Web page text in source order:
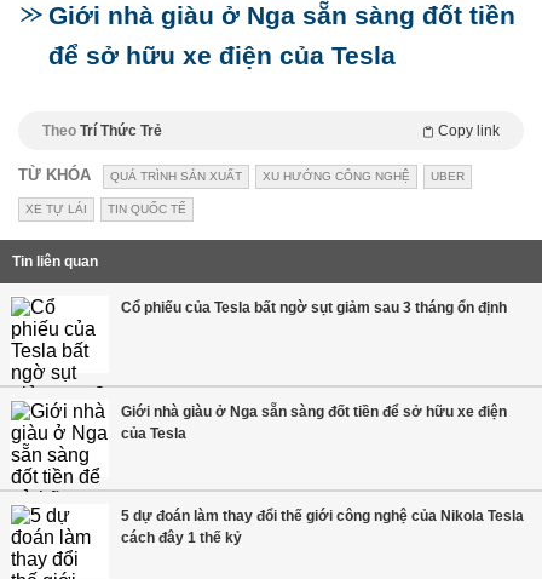
Giới nhà giàu ở Nga sẵn sàng đốt tiền
để sở hữu xe điện của Tesla
Theo Trí Thức Trẻ Copy link
TỪ KHÓA QUÁ TRÌNH SẢN XUẤT XU HƯỚNG CÔNG NGHỆ UBER
XE TỰ LÁI TIN QUỐC TẾ
Tin liên quan
Cổ phiếu của Tesla bất ngờ sụt giảm sau 3 tháng ổn định
Giới nhà giàu ở Nga sẵn sàng đốt tiền để sở hữu xe điện
của Tesla
5 dự đoán làm thay đổi thế giới công nghệ của Nikola Tesla
cách đây 1 thế kỷ